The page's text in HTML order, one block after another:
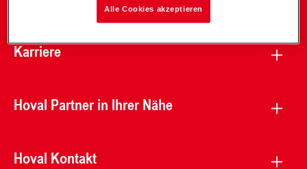
Karriere
Hoval Partner in Ihrer Nähe
Hoval Kontakt
Alle Cookies akzeptieren